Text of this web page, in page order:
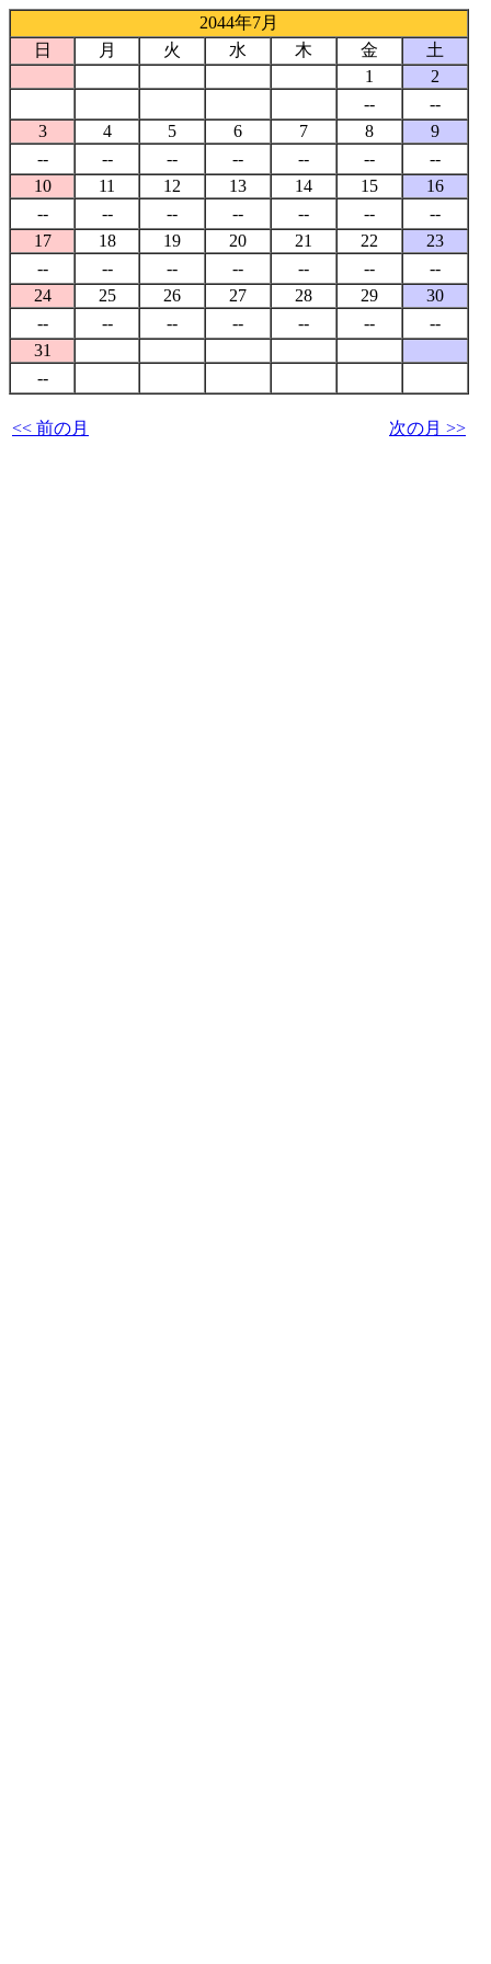
2044年7月
日
月 火 水 木 金
土
1
2
--
--
3
4 5 6 7 8
9
--
-- -- -- -- --
--
10
11 12 13 14 15
16
--
-- -- -- -- --
--
17
18 19 20 21 22
23
--
-- -- -- -- --
--
24
25 26 27 28 29
30
--
-- -- -- -- --
--
31
--
<< 前の月 次の月 >>